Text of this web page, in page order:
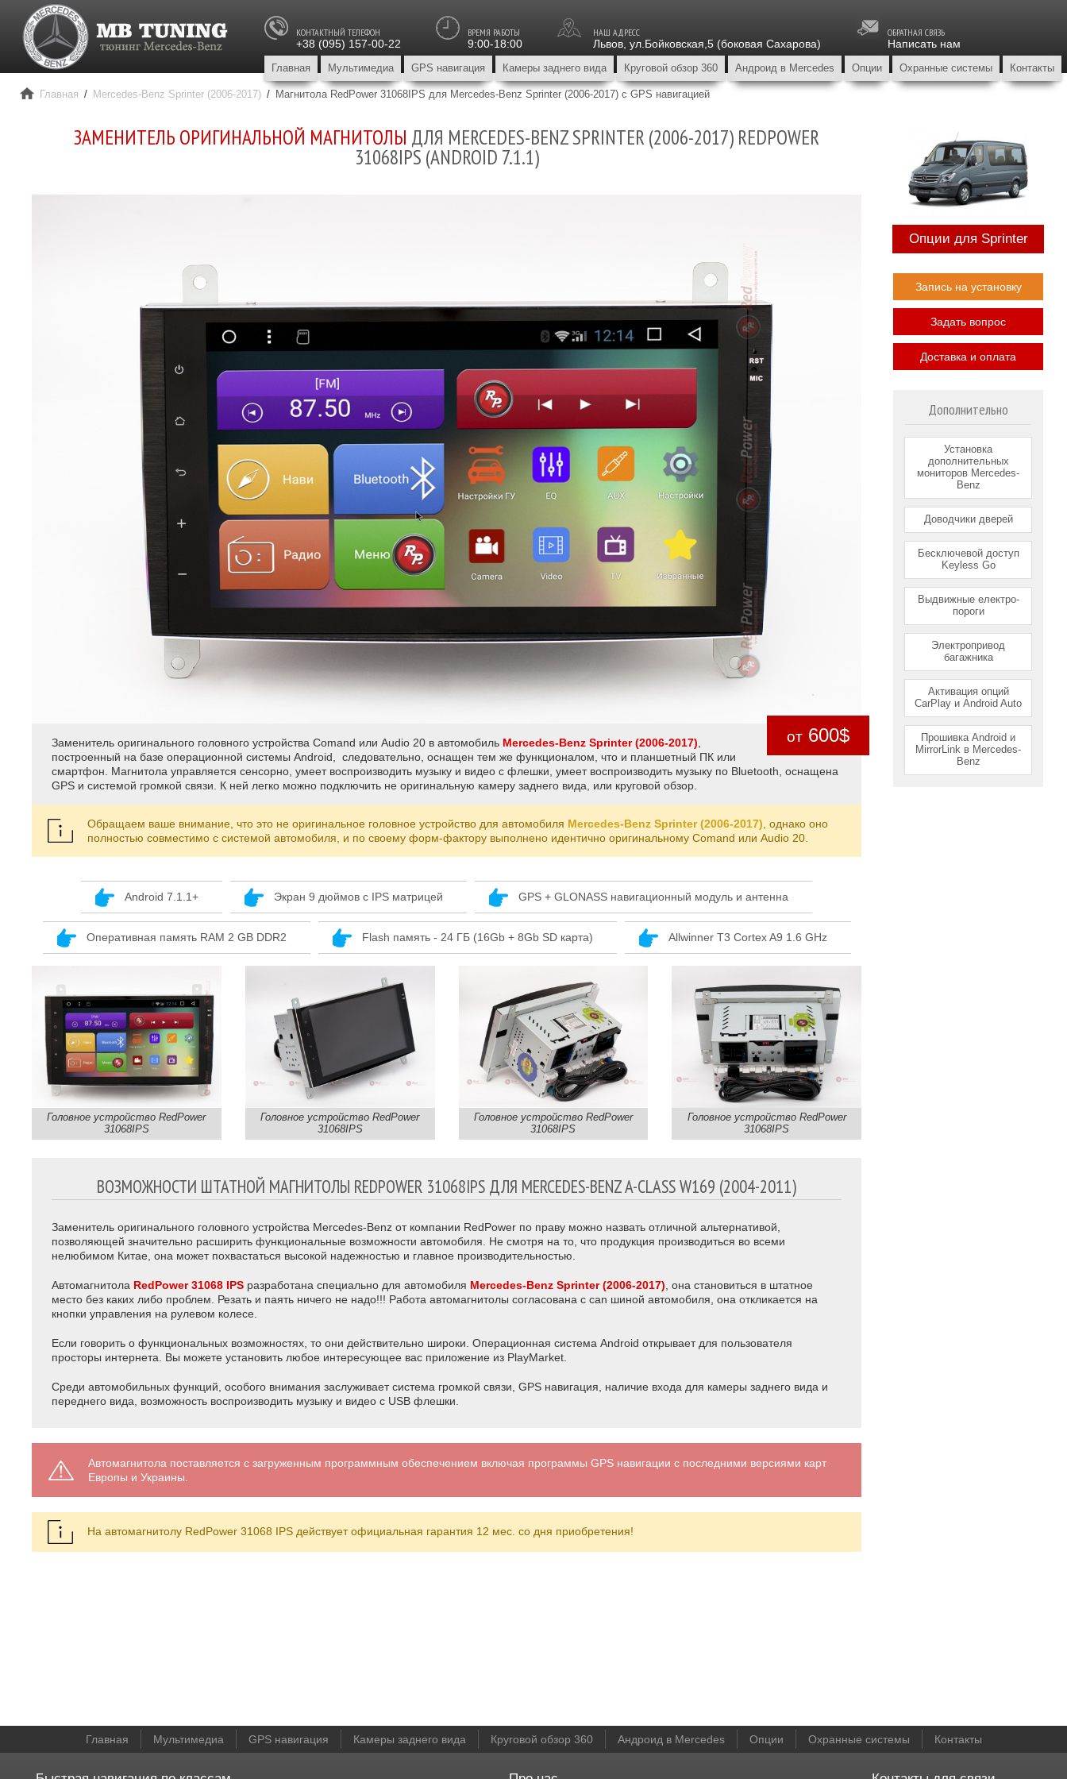
КОНТАКТНЫЙ ТЕЛЕФОН
+38 (095) 157-00-22
ВРЕМЯ РАБОТЫ
9:00-18:00
НАШ АДРЕСС
Львов ул.Бойковская,5 (боковая Сахарова)
ОБРАТНАЯ СВЯЗЬ
Написать нам
Главная Мультимедиа GPS навигация Камеры заднего вида Круговой обзор 360 Андроид в Mercedes Опции Охранные системы Контакты
Главная / Mercedes-Benz Sprinter (2006-2017) / Магнитола RedPower 31068IPS для Mercedes-Benz Sprinter (2006-2017) с GPS навигацией
ЗАМЕНИТЕЛЬ ОРИГИНАЛЬНОЙ МАГНИТОЛЫ ДЛЯ MERCEDES-BENZ SPRINTER (2006-2017) REDPOWER
31068IPS (ANDROID 7.1.1)
от 600$
Заменитель оригинального головного устройства Comand или Audio 20 в автомобиль Mercedes-Benz Sprinter (2006-2017),
построенный на базе операционной системы Android, следовательно, оснащен тем же функционалом, что и планшетный ПК или
смартфон. Магнитола управляется сенсорно, умеет воспроизводить музыку и видео с флешки, умеет воспроизводить музыку по Bluetooth, оснащена
GPS и системой громкой связи. К ней легко можно подключить не оригинальную камеру заднего вида, или круговой обзор.
Обращаем ваше внимание, что это не оригинальное головное устройство для автомобиля Mercedes-Benz Sprinter (2006-2017), однако оно
полностью совместимо с системой автомобиля, и по своему форм-фактору выполнено идентично оригинальному Comand или Audio 20.
Android 7.1.1+ Экран 9 дюймов с IPS матрицей GPS + GLONASS навигационный модуль и антенна
Оперативная память RAM 2 GB DDR2 Flash память - 24 ГБ (16Gb + 8Gb SD карта) Allwinner T3 Сortex A9 1.6 GHz
Головное устройство RedPower
31068IPS
Головное устройство RedPower
31068IPS
Головное устройство RedPower
31068IPS
Головное устройство RedPower
31068IPS
ВОЗМОЖНОСТИ ШТАТНОЙ МАГНИТОЛЫ REDPOWER 31068IPS ДЛЯ MERCEDES-BENZ A-CLASS W169 (2004-2011)
Заменитель оригинального головного устройства Mercedes-Benz от компании RedPower по праву можно назвать отличной альтернативой,
позволяющей значительно расширить функциональные возможности автомобиля. Не смотря на то, что продукция производиться во всеми
нелюбимом Китае, она может похвастаться высокой надежностью и главное производительностью.
Автомагнитола RedPower 31068 IPS разработана специально для автомобиля Mercedes-Benz Sprinter (2006-2017) , она становиться в штатное
место без каких либо проблем. Резать и паять ничего не надо!!! Работа автомагнитолы согласована с can шиной автомобиля, она откликается на
кнопки управления на рулевом колесе.
Если говорить о функциональных возможностях, то они действительно широки. Операционная система Android открывает для пользователя
просторы интернета. Вы можете установить любое интересующее вас приложение из PlayMarket.
Среди автомобильных функций, особого внимания заслуживает система громкой связи, GPS навигация, наличие входа для камеры заднего вида и
переднего вида, возможность воспроизводить музыку и видео с USB флешки.
Автомагнитола поставляется с загруженным программным обеспечением включая программы GPS навигации с последними версиями карт
Европы и Украины.
На автомагнитолу RedPower 31068 IPS действует официальная гарантия 12 мес. со дня приобретения!
Опции для Sprinter
Запись на установку
Задать вопрос
Доставка и оплата
Дополнительно
Установка
дополнительных
мониторов Mercedes-
Benz
Доводчики дверей
Бесключевой доступ
Keyless Go
Выдвижные електро-
пороги
Электропривод
багажника
Активация опций
CarPlay и Android Auto
Прошивка Android и
MirrorLink в Mercedes-
Benz
Главная Мультимедиа GPS навигация Камеры заднего вида Круговой обзор 360 Андроид в Mercedes Опции Охранные системы Контакты